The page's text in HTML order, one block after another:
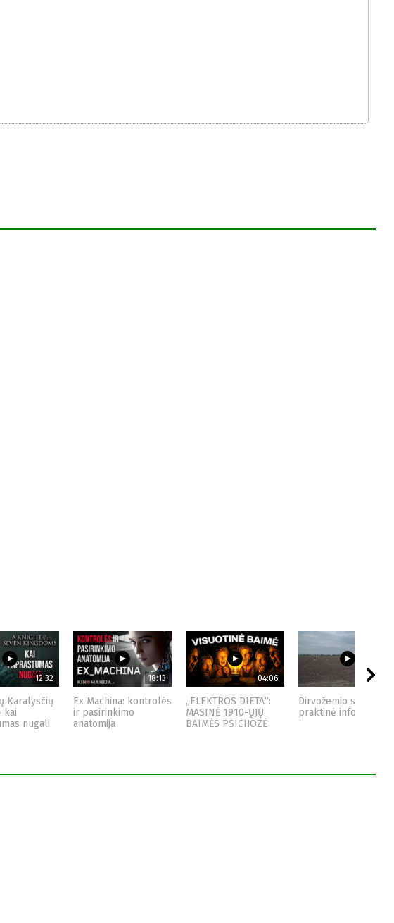
12:32
Karalysčių
kai
nugali
18:13
Ex Machina: kontrolės
ir pasirinkimo
anatomija
04:06
„ELEKTROS DIETA“:
MASINĖ 1910-ŲJŲ
BAIMĖS PSICHOZĖ
03:23
Dirvožemio sveikata -
praktinė informacija